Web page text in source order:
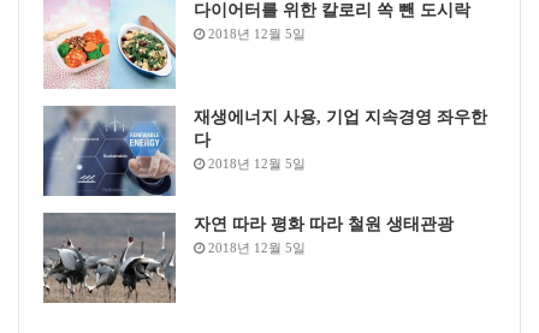
로서 역할과 책임을 다하고 사업 이익을 공유할 수 있는
다양한 사업모델(펀드 등)을 개발, 추진해야 한다.
둘째, 재생에너지 기술력 확보도 중요하다. 2016년 한국
에너지기술평가원에서 추진한 우리나라의 태양광 및 풍
력 등 재생에너지 기술 수준을 보면 유럽 등 선진국에 비
하여 매우 낮은 것으로 나타났다. 그 이유로 다양한 의견
이 제시될 수 있으나 우리나라의 시장 규모가 크지 않고
재생에너지 제조기업의 역사가 짧으며 기업 대부분이 영
세하다는 점도 원인이라 할 수 있다. 태양광의 경우는 한
화큐셀, OCI 같은 기업이 세계시장에서 선전하고 있으나
다이어터를 위한 칼로리 쏙 뺀 도시락
2018년 12월 5일
재생에너지 사용, 기업 지속경영 좌우한
다
2018년 12월 5일
자연 따라 평화 따라 철원 생태관광
2018년 12월 5일